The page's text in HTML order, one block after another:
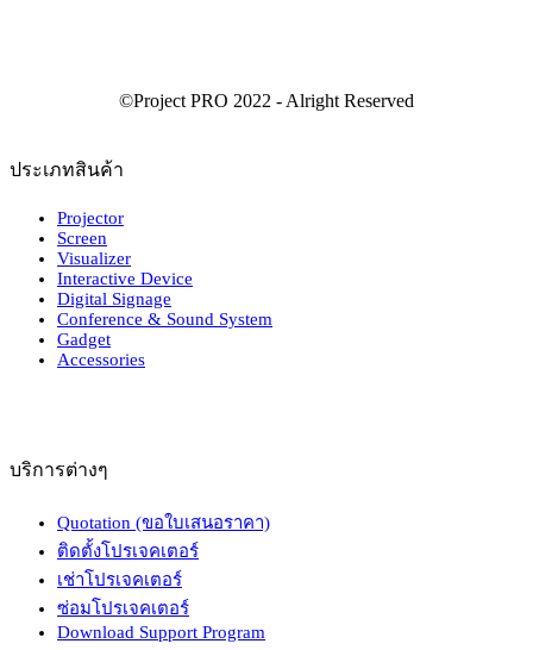
ประเภทสินค้า
Projector
Screen
Visualizer
Interactive Device
Digital Signage
Conference & Sound System
Gadget
Accessories
บริการต่างๆ
Quotation (ขอใบเสนอราคา)
ติดตั้งโปรเจคเตอร์
เช่าโปรเจคเตอร์
ซ่อมโปรเจคเตอร์
Download Support Program